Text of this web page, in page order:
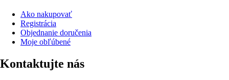
Ako nakupovať
Registrácia
Objednanie doručenia
Moje obľúbené
Kontaktujte nás